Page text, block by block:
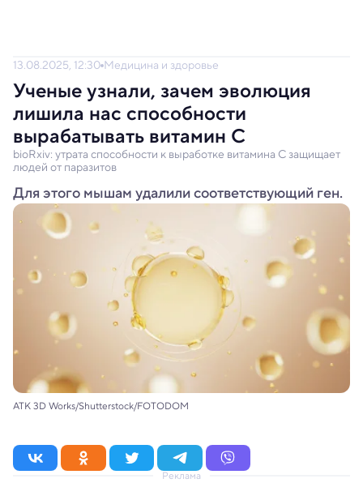
13.08.2025, 12:30 Медицина и здоровье
Ученые узнали, зачем эволюция
лишила нас способности
вырабатывать витамин C
bioRxiv: утрата способности к выработке витамина C защищает
людей от паразитов
Для этого мышам удалили соответствующий ген.
ATK 3D Works/Shutterstock/FOTODOM
Реклама